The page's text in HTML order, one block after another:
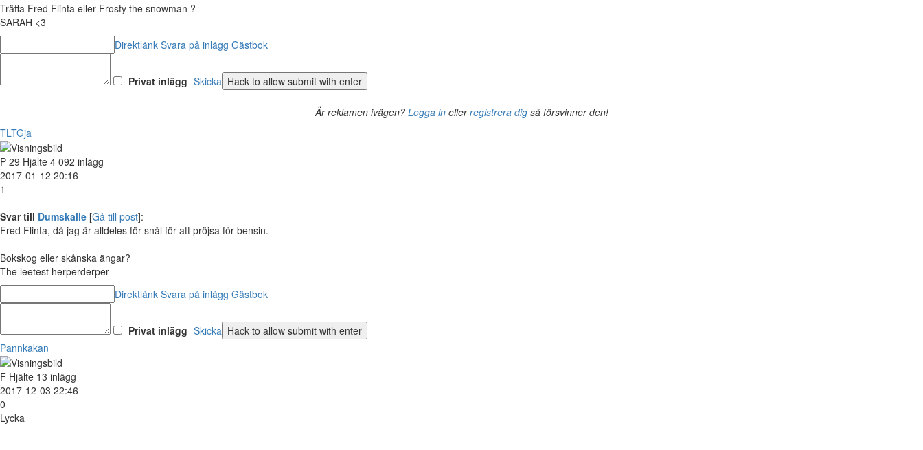
Träffa Fred Flinta eller Frosty the snowman ?
SARAH <3
Direktlänk Svara på inlägg Gästbok
Privat inlägg Skicka
Är reklamen ivägen? Logga inellerregistrera digså försvinner den!
TLTGja
P 29 Hjälte 4 092 inlägg
2017-01-12 20:16
1
Svar till Dumskalle [Gå till post]:
Fred Flinta, då jag är alldeles för snål för att pröjsa för bensin.
Bokskog eller skånska ängar?
The leetest herperderper
Direktlänk Svara på inlägg Gästbok
Privat inlägg Skicka
Pannkakan
F Hjälte 13 inlägg
2017-12-03 22:46
0
Lycka